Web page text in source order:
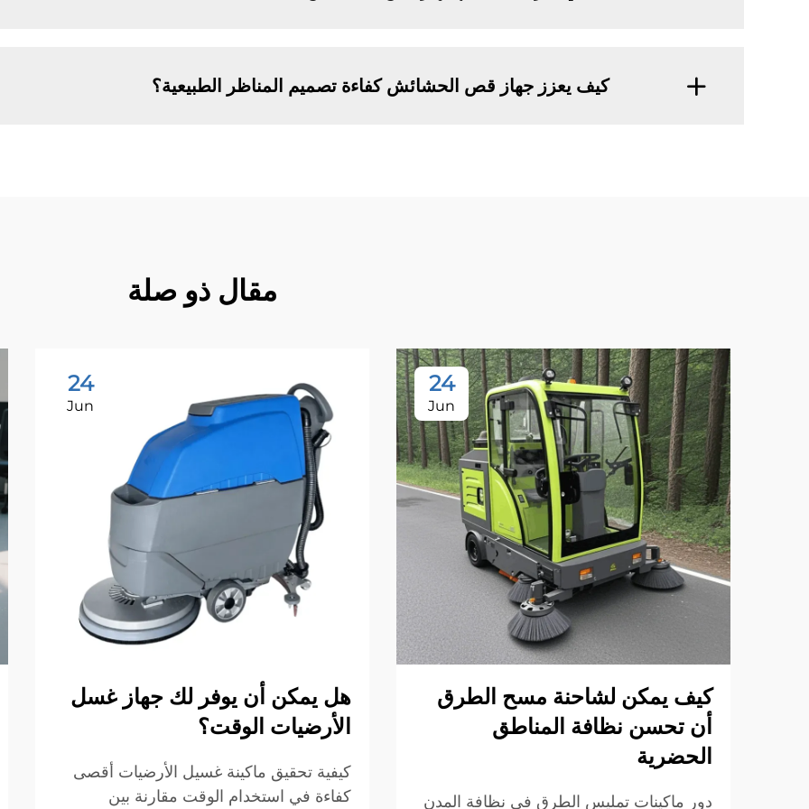
كيف يعزز جهاز قص الحشائش كفاءة تصميم المناظر الطبيعية؟
مقال ذو صلة
24
Jun
كيف يمكن لشاحنة مسح الطرق
أن تحسن نظافة المناطق
الحضرية
دور ماكينات تمليس الطرق في نظافة المدن
24
Jun
هل يمكن أن يوفر لك جهاز غسل
الأرضيات الوقت؟
كيفية تحقيق ماكينة غسيل الأرضيات أقصى
كفاءة في استخدام الوقت مقارنة بين